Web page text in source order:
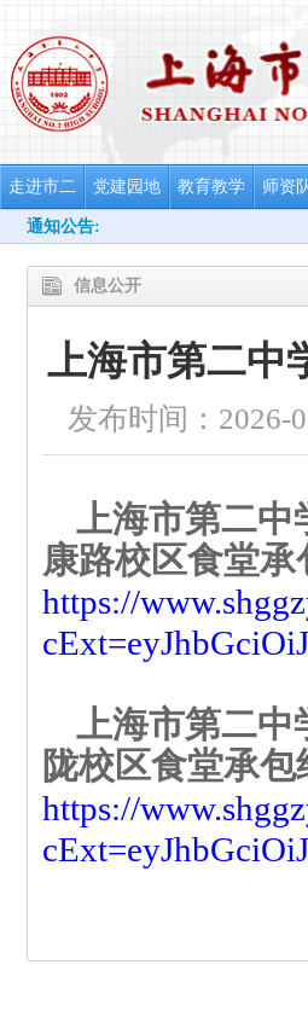
走进市二 党建园地 教育教学 师资
通知公告:
信息公开
上海市第二中
发布时间：2026-
上海市第二中
康路校区食堂
https://
上海市第二中
陇校区食堂承
https://